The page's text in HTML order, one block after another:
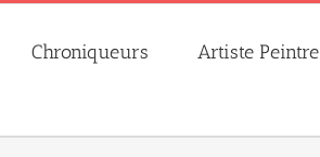
Chroniqueurs Artiste Peintre